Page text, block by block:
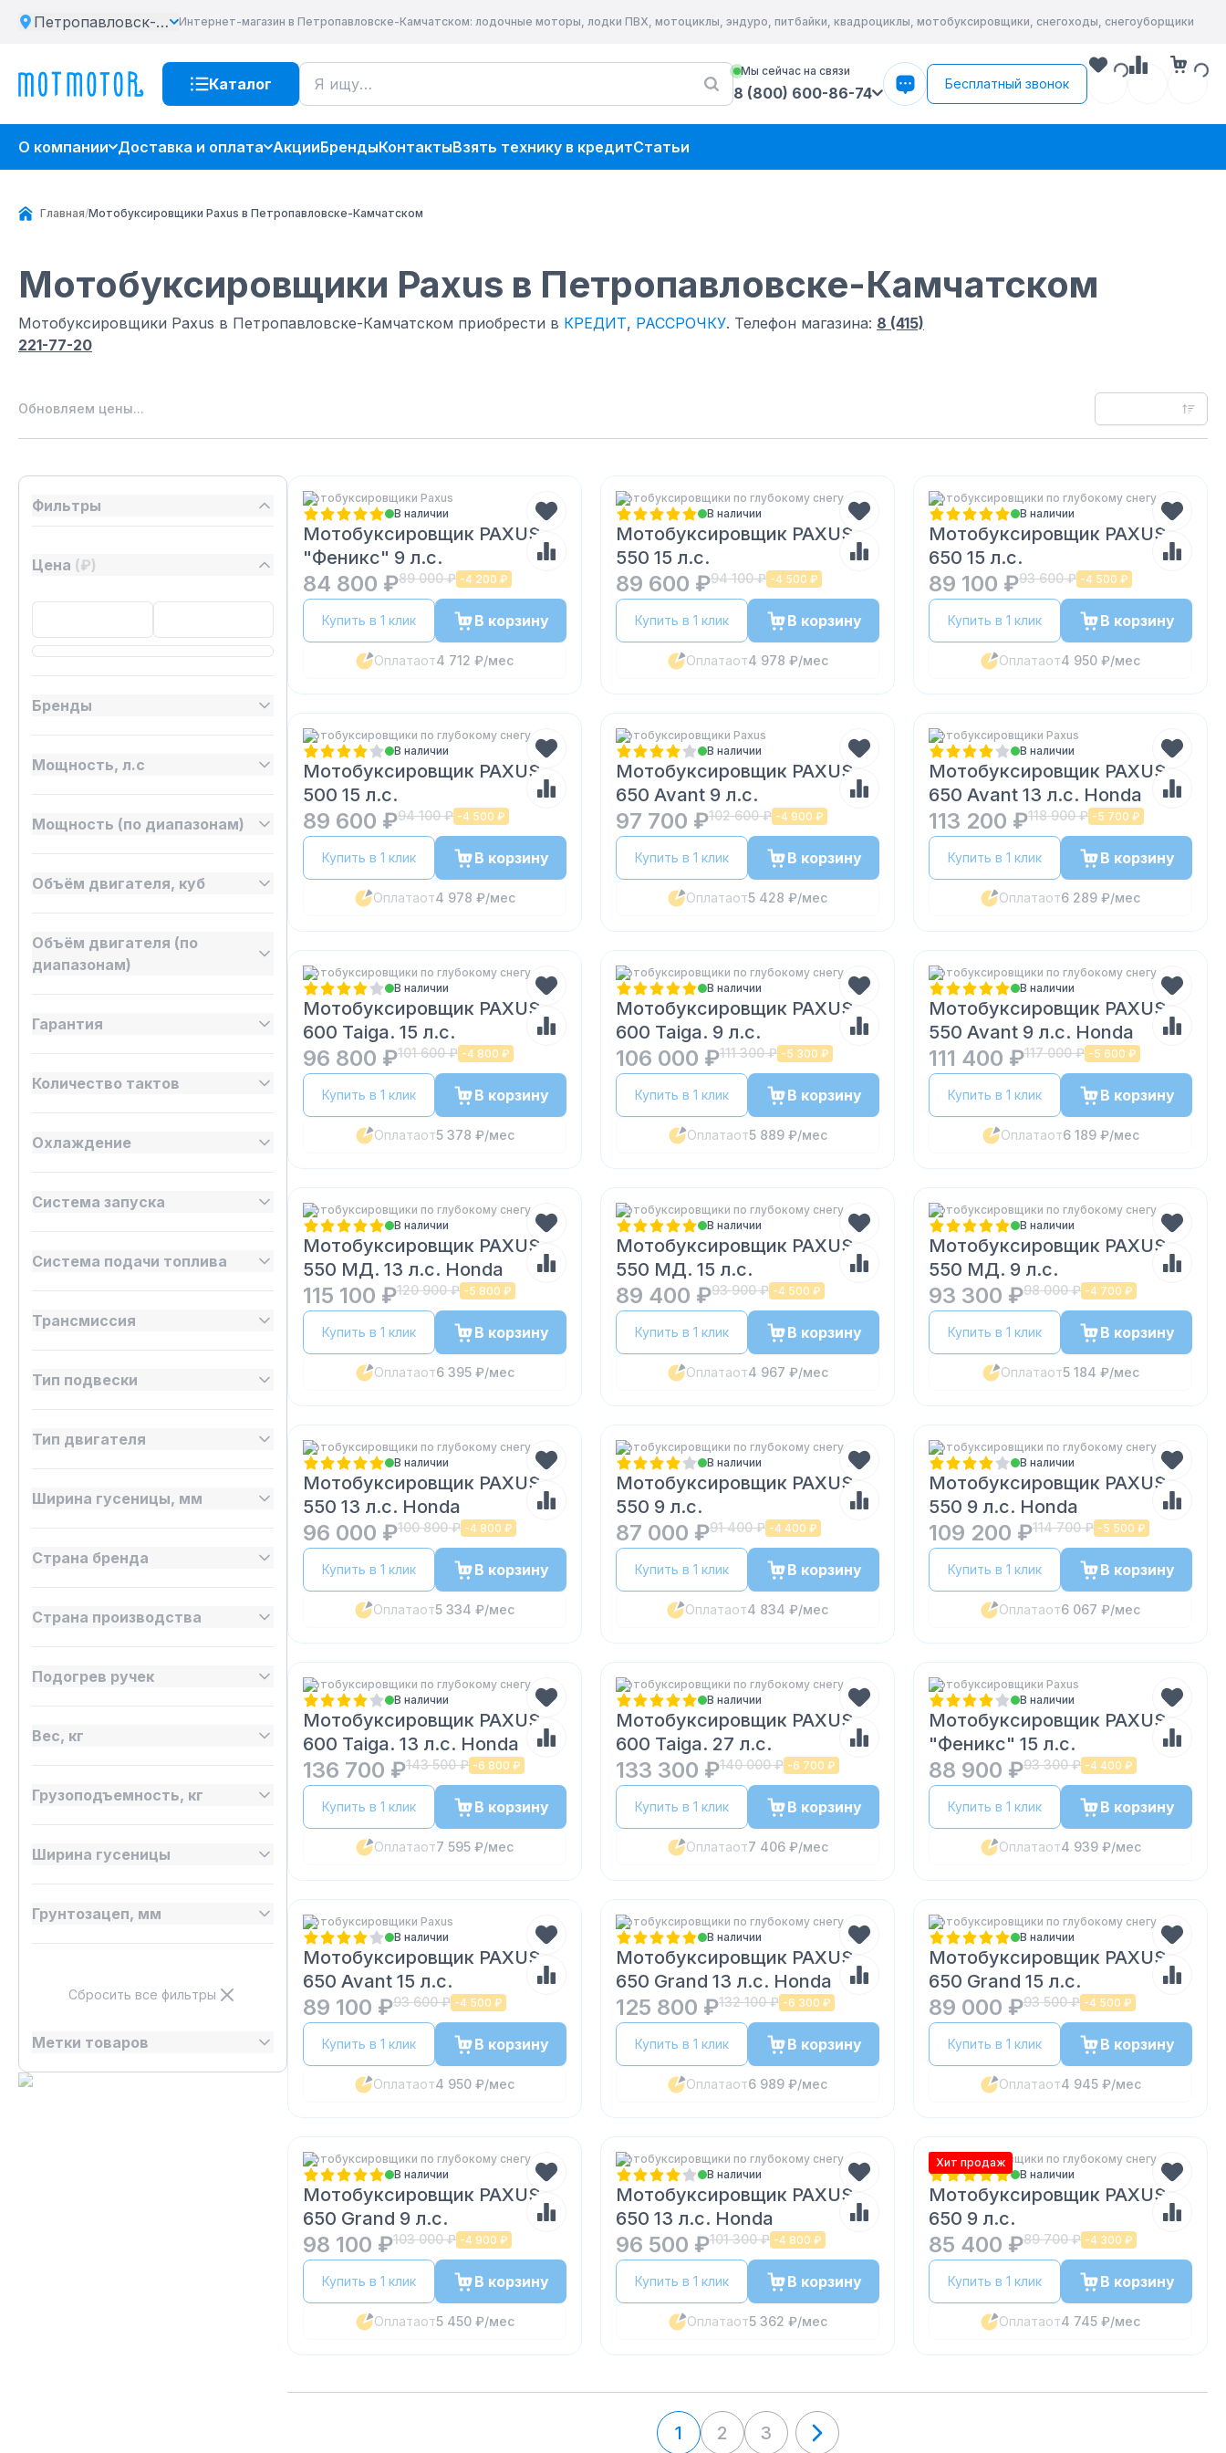
Петропавловск-Камчатский
Интернет-магазин в Петропавловске-Камчатском: лодочные моторы, лодки ПВХ, мотоциклы, эндуро, питбайки, квадроциклы, мотобуксировщики, снегоходы, снегоуборщики
Каталог
Мы сейчас на связи
8 (800) 600-86-74
Бесплатный звонок
О компании Доставка и оплата АкцииБрендыКонтактыВзять технику в кредитСтатьи
Главная/Мотобуксировщики Paxus в Петропавловске-Камчатском
Мотобуксировщики Paxus в Петропавловске-Камчатском
Мотобуксировщики Paxus в Петропавловске-Камчатском приобрести в КРЕДИТ, РАССРОЧКУ. Телефон магазина: 8 (415)
221-77-20
Обновляем цены...
Фильтры
Цена (₽)
Бренды
Мощность, л.с
Мощность (по диапазонам)
Объём двигателя, куб
Объём двигателя (по
диапазонам)
Гарантия
Количество тактов
Охлаждение
Система запуска
Система подачи топлива
Трансмиссия
Тип подвески
Тип двигателя
Ширина гусеницы, мм
Страна бренда
Страна производства
Подогрев ручек
Вес, кг
Грузоподъемность, кг
Ширина гусеницы
Грунтозацеп, мм
Сбросить все фильтры
Метки товаров
Мотобуксировщики Paxus
В наличии
Мотобуксировщик PAXUS
"Феникс" 9 л.с.
84 800 ₽89 000 ₽ -4 200 ₽
Купить в 1 клик В корзину
Оплатаот4 712 ₽/мес
Мотобуксировщики по глубокому снегу
В наличии
Мотобуксировщик PAXUS
550 15 л.с.
89 600 ₽94 100 ₽ -4 500 ₽
Купить в 1 клик В корзину
Оплатаот4 978 ₽/мес
Мотобуксировщики по глубокому снегу
В наличии
Мотобуксировщик PAXUS
650 15 л.с.
89 100 ₽93 600 ₽ -4 500 ₽
Купить в 1 клик В корзину
Оплатаот4 950 ₽/мес
Мотобуксировщики по глубокому снегу
В наличии
Мотобуксировщик PAXUS
500 15 л.с.
89 600 ₽94 100 ₽ -4 500 ₽
Купить в 1 клик В корзину
Оплатаот4 978 ₽/мес
Мотобуксировщики Paxus
В наличии
Мотобуксировщик PAXUS
650 Avant 9 л.с.
97 700 ₽102 600 ₽ -4 900 ₽
Купить в 1 клик В корзину
Оплатаот5 428 ₽/мес
Мотобуксировщики Paxus
В наличии
Мотобуксировщик PAXUS
650 Avant 13 л.с. Honda
113 200 ₽118 900 ₽ -5 700 ₽
Купить в 1 клик В корзину
Оплатаот6 289 ₽/мес
Мотобуксировщики по глубокому снегу
В наличии
Мотобуксировщик PAXUS
600 Taiga. 15 л.с.
96 800 ₽101 600 ₽ -4 800 ₽
Купить в 1 клик В корзину
Оплатаот5 378 ₽/мес
Мотобуксировщики по глубокому снегу
В наличии
Мотобуксировщик PAXUS
600 Taiga. 9 л.с.
106 000 ₽111 300 ₽ -5 300 ₽
Купить в 1 клик В корзину
Оплатаот5 889 ₽/мес
Мотобуксировщики по глубокому снегу
В наличии
Мотобуксировщик PAXUS
550 Avant 9 л.с. Honda
111 400 ₽117 000 ₽ -5 600 ₽
Купить в 1 клик В корзину
Оплатаот6 189 ₽/мес
Мотобуксировщики по глубокому снегу
В наличии
Мотобуксировщик PAXUS
550 МД. 13 л.с. Honda
115 100 ₽120 900 ₽ -5 800 ₽
Купить в 1 клик В корзину
Оплатаот6 395 ₽/мес
Мотобуксировщики по глубокому снегу
В наличии
Мотобуксировщик PAXUS
550 МД. 15 л.с.
89 400 ₽93 900 ₽ -4 500 ₽
Купить в 1 клик В корзину
Оплатаот4 967 ₽/мес
Мотобуксировщики по глубокому снегу
В наличии
Мотобуксировщик PAXUS
550 МД. 9 л.с.
93 300 ₽98 000 ₽ -4 700 ₽
Купить в 1 клик В корзину
Оплатаот5 184 ₽/мес
Мотобуксировщики по глубокому снегу
В наличии
Мотобуксировщик PAXUS
550 13 л.с. Honda
96 000 ₽100 800 ₽ -4 800 ₽
Купить в 1 клик В корзину
Оплатаот5 334 ₽/мес
Мотобуксировщики по глубокому снегу
В наличии
Мотобуксировщик PAXUS
550 9 л.с.
87 000 ₽91 400 ₽ -4 400 ₽
Купить в 1 клик В корзину
Оплатаот4 834 ₽/мес
Мотобуксировщики по глубокому снегу
В наличии
Мотобуксировщик PAXUS
550 9 л.с. Honda
109 200 ₽114 700 ₽ -5 500 ₽
Купить в 1 клик В корзину
Оплатаот6 067 ₽/мес
Мотобуксировщики по глубокому снегу
В наличии
Мотобуксировщик PAXUS
600 Taiga. 13 л.с. Honda
136 700 ₽143 500 ₽ -6 800 ₽
Купить в 1 клик В корзину
Оплатаот7 595 ₽/мес
Мотобуксировщики по глубокому снегу
В наличии
Мотобуксировщик PAXUS
600 Taiga. 27 л.с.
133 300 ₽140 000 ₽ -6 700 ₽
Купить в 1 клик В корзину
Оплатаот7 406 ₽/мес
Мотобуксировщики Paxus
В наличии
Мотобуксировщик PAXUS
"Феникс" 15 л.с.
88 900 ₽93 300 ₽ -4 400 ₽
Купить в 1 клик В корзину
Оплатаот4 939 ₽/мес
Мотобуксировщики Paxus
В наличии
Мотобуксировщик PAXUS
650 Avant 15 л.с.
89 100 ₽93 600 ₽ -4 500 ₽
Купить в 1 клик В корзину
Оплатаот4 950 ₽/мес
Мотобуксировщики по глубокому снегу
В наличии
Мотобуксировщик PAXUS
650 Grand 13 л.с. Honda
125 800 ₽132 100 ₽ -6 300 ₽
Купить в 1 клик В корзину
Оплатаот6 989 ₽/мес
Мотобуксировщики по глубокому снегу
В наличии
Мотобуксировщик PAXUS
650 Grand 15 л.с.
89 000 ₽93 500 ₽ -4 500 ₽
Купить в 1 клик В корзину
Оплатаот4 945 ₽/мес
Мотобуксировщики по глубокому снегу
В наличии
Мотобуксировщик PAXUS
650 Grand 9 л.с.
98 100 ₽103 000 ₽ -4 900 ₽
Купить в 1 клик В корзину
Оплатаот5 450 ₽/мес
Мотобуксировщики по глубокому снегу
В наличии
Мотобуксировщик PAXUS
650 13 л.с. Honda
96 500 ₽101 300 ₽ -4 800 ₽
Купить в 1 клик В корзину
Оплатаот5 362 ₽/мес
Хит продаж
Мотобуксировщики по глубокому снегу
В наличии
Мотобуксировщик PAXUS
650 9 л.с.
85 400 ₽89 700 ₽ -4 300 ₽
Купить в 1 клик В корзину
Оплатаот4 745 ₽/мес
1 2 3